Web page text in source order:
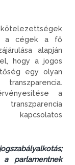
a cégek a fő
alapján
hogy a jogos
egy olyan
a
kapcsolatos
parlamentnek